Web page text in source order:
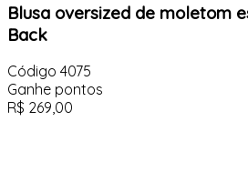
Blusa oversized de moletom
Back
Código 4075
Ganhe pontos
R$ 269,00